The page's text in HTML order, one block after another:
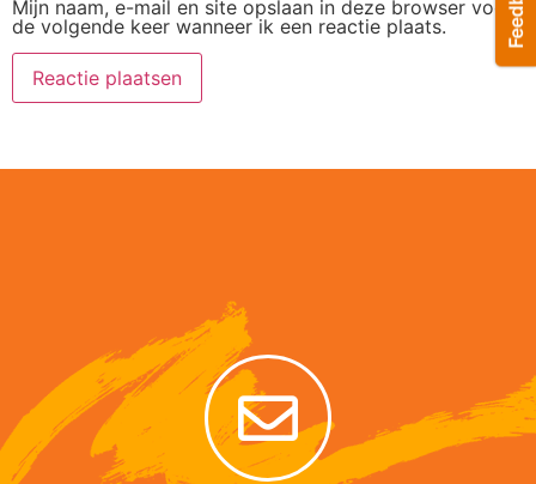
Mijn naam, e-mail en site opslaan in deze browser voor
de volgende keer wanneer ik een reactie plaats.